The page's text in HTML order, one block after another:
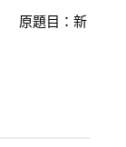
原題目：新